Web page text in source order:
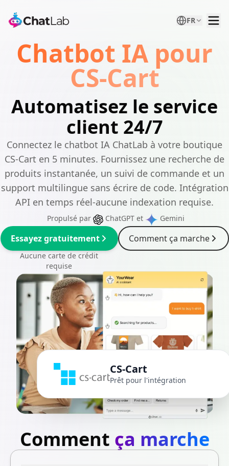
FR
Chatbot IA pour
CS-Cart
Automatisez le service
client 24/7
Connectez le chatbot IA ChatLab à votre boutique
CS-Cart en 5 minutes. Fournissez une recherche de
produits instantanée, un suivi de commande et un
support multilingue sans écrire de code. Intégration
API en temps réel-aucune indexation requise.
Propulsé par ChatGPT et Gemini
Essayez gratuitement
Aucune carte de crédit
requise
Comment ça marche
CS-Cart
Prêt pour l'intégration
Comment ça marche